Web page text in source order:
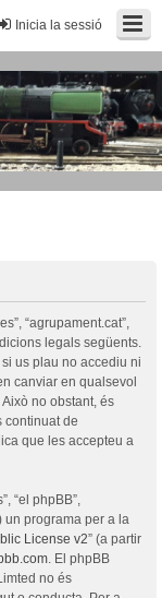
Inicia la sessió
“agrupament.cat”,
legals següents.
us plau no accediu ni
canviar en qualsevol
no obstant, és
continuat de
que les accepteu a
“el phpBB”,
un programa per a la
License v2” (a partir
. El phpBB
no és